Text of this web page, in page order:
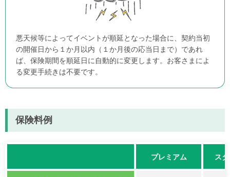
悪天候等によってイベントが順延となった場合に、契約当初
の開催日から１か月以内（１か月後の応当日まで）であれ
ば、保険期間を順延日に自動的に変更します。お客さまによ
る変更手続きは不要です。
保険料例
プレミアム ス